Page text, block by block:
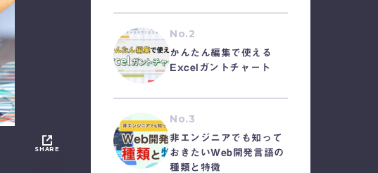
SHARE
No.2
かんたん編集で使える
Excelガントチャート
No.3
非エンジニアでも知って
おきたいWeb開発言語の
種類と特徴